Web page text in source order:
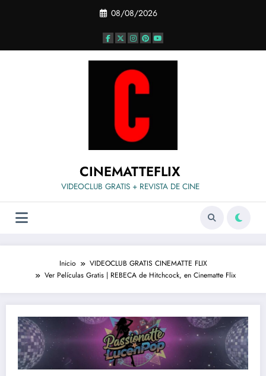
08/08/2026
CINEMATTEFLIX
VIDEOCLUB GRATIS + REVISTA DE CINE
Inicio
VIDEOCLUB GRATIS CINEMATTE FLIX
Ver Películas Gratis | REBECA de Hitchcock, en Cinematte Flix